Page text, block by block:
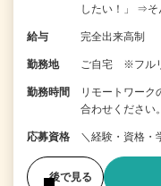
したい！」 ⇒
給与 完全出来高制
勤務地 ご自宅 ※フル
勤務時間
リモートワーク
合わせください
応募資格 ＼経験・資格・
後で見る